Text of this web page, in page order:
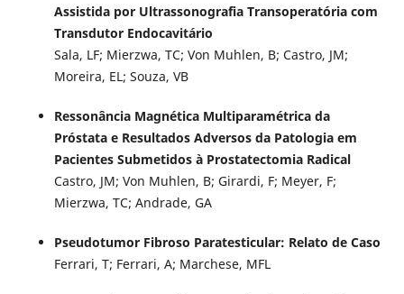
Assistida por Ultrassonografia Transoperatória com
Transdutor Endocavitário
Sala, LF; Mierzwa, TC; Von Muhlen, B; Castro, JM;
Moreira, EL; Souza, VB
Ressonância Magnética Multiparamétrica da
Próstata e Resultados Adversos da Patologia em
Pacientes Submetidos à Prostatectomia Radical
Castro, JM; Von Muhlen, B; Girardi, F; Meyer, F;
Mierzwa, TC; Andrade, GA
Pseudotumor Fibroso Paratesticular: Relato de Caso
Ferrari, T; Ferrari, A; Marchese, MFL